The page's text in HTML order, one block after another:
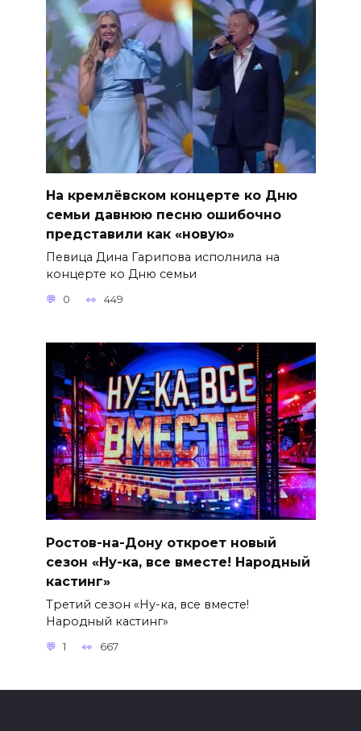
На кремлёвском концерте ко Дню
семьи давнюю песню ошибочно
представили как «новую»
Певица Дина Гарипова исполнила на
концерте ко Дню семьи
0 449
Ростов-на-Дону откроет новый
сезон «Ну-ка, все вместе! Народный
кастинг»
Третий сезон «Ну-ка, все вместе!
Народный кастинг»
1 667